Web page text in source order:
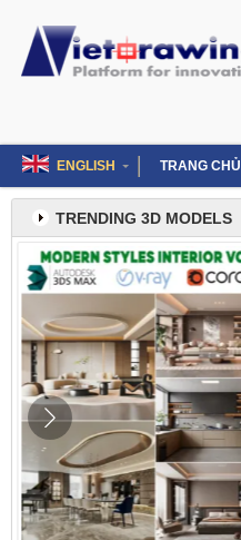
content
ENGLISH TRANG CHỦ
TRENDING 3D MODELS